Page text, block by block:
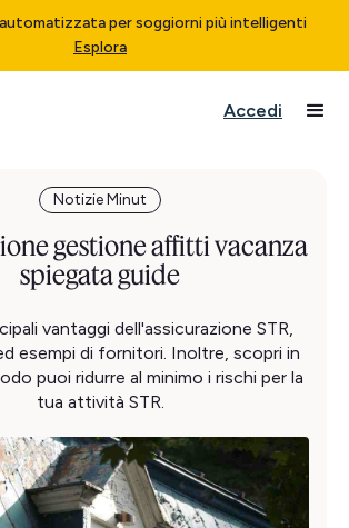
per soggiorni più intelligenti
Esplora
Accedi
Notizie Minut
gestione affitti vacanza
spiegata guide
vantaggi dell'assicurazione STR,
esempi di fornitori. Inoltre, scopri in
puoi ridurre al minimo i rischi per la
tua attività STR.